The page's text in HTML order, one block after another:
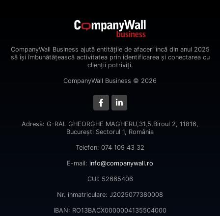
CompanyWall Business ajută entitățile de afaceri încă din anul 2025
să își îmbunătățească activitatea prin identificarea și conectarea cu
clienții potriviți.
CompanyWall Business © 2026
Adresă: G-RAL GHEORGHE MAGHERU,31,5,Biroul 2, 11816,
Bucureşti Sectorul 1, România
Telefon: 074 109 43 32
E-mail: info@companywall.ro
CUI: 52665406
Nr. înmatriculare: J2025077380008
IBAN: RO13BACX0000004135504000